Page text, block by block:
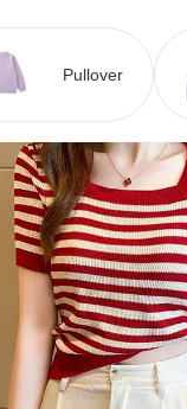
Pullover